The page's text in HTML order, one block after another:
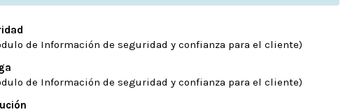
de Información de seguridad y confianza para el cliente)
de Información de seguridad y confianza para el cliente)